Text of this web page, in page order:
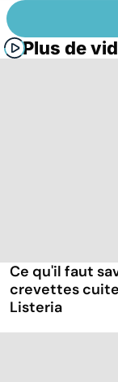
Plus de
Ce qu'il faut
crevettes
Listeria